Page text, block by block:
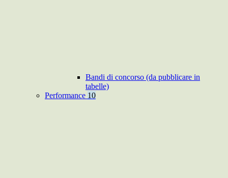
Bandi di concorso (da pubblicare in
tabelle)
Performance 10